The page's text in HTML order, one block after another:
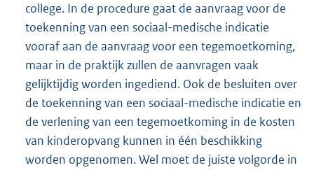
college. In de procedure gaat de aanvraag voor de
toekenning van een sociaal-medische indicatie
vooraf aan de aanvraag voor een tegemoetkoming,
maar in de praktijk zullen de aanvragen vaak
gelijktijdig worden ingediend. Ook de besluiten over
de toekenning van een sociaal-medische indicatie en
de verlening van een tegemoetkoming in de kosten
van kinderopvang kunnen in één beschikking
worden opgenomen. Wel moet de juiste volgorde in